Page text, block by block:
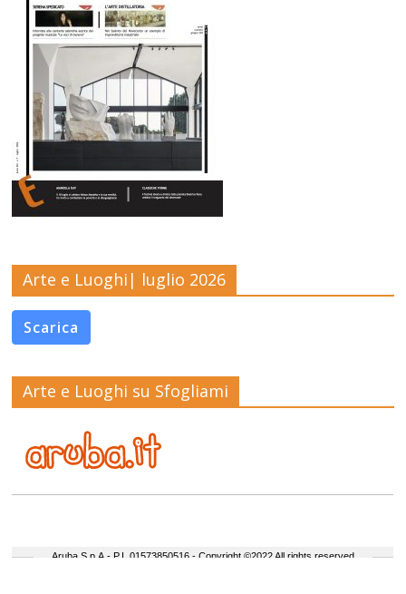
Arte e Luoghi| luglio 2026
Scarica
Arte e Luoghi su Sfogliami